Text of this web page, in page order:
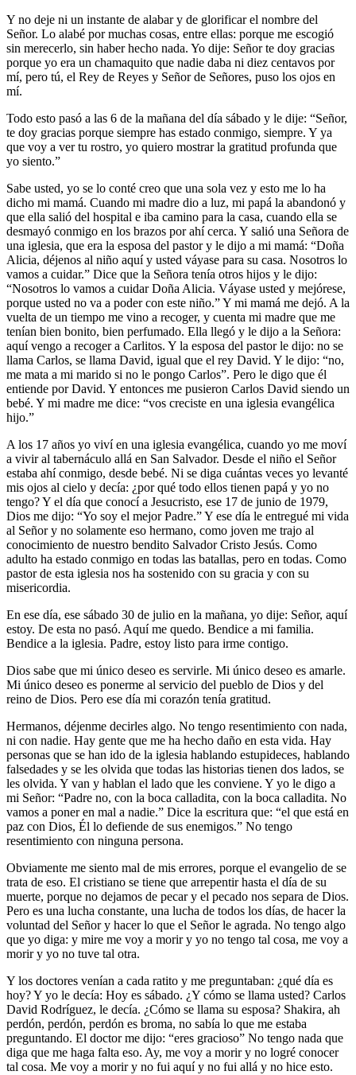
Y no deje ni un instante de alabar y de glorificar el nombre del
Señor. Lo alabé por muchas cosas, entre ellas: porque me escogió
sin merecerlo, sin haber hecho nada. Yo dije: Señor te doy gracias
porque yo era un chamaquito que nadie daba ni diez centavos por
mí, pero tú, el Rey de Reyes y Señor de Señores, puso los ojos en
mí.
Todo esto pasó a las 6 de la mañana del día sábado y le dije: “Señor,
te doy gracias porque siempre has estado conmigo, siempre. Y ya
que voy a ver tu rostro, yo quiero mostrar la gratitud profunda que
yo siento.”
Sabe usted, yo se lo conté creo que una sola vez y esto me lo ha
dicho mi mamá. Cuando mi madre dio a luz, mi papá la abandonó y
que ella salió del hospital e iba camino para la casa, cuando ella se
desmayó conmigo en los brazos por ahí cerca. Y salió una Señora de
una iglesia, que era la esposa del pastor y le dijo a mi mamá: “Doña
Alicia, déjenos al niño aquí y usted váyase para su casa. Nosotros lo
vamos a cuidar.” Dice que la Señora tenía otros hijos y le dijo:
“Nosotros lo vamos a cuidar Doña Alicia. Váyase usted y mejórese,
porque usted no va a poder con este niño.” Y mi mamá me dejó. A la
vuelta de un tiempo me vino a recoger, y cuenta mi madre que me
tenían bien bonito, bien perfumado. Ella llegó y le dijo a la Señora:
aquí vengo a recoger a Carlitos. Y la esposa del pastor le dijo: no se
llama Carlos, se llama David, igual que el rey David. Y le dijo: “no,
me mata a mi marido si no le pongo Carlos”. Pero le digo que él
entiende por David. Y entonces me pusieron Carlos David siendo un
bebé. Y mi madre me dice: “vos creciste en una iglesia evangélica
hijo.”
A los 17 años yo viví en una iglesia evangélica, cuando yo me moví
a vivir al tabernáculo allá en San Salvador. Desde el niño el Señor
estaba ahí conmigo, desde bebé. Ni se diga cuántas veces yo levanté
mis ojos al cielo y decía: ¿por qué todo ellos tienen papá y yo no
tengo? Y el día que conocí a Jesucristo, ese 17 de junio de 1979,
Dios me dijo: “Yo soy el mejor Padre.” Y ese día le entregué mi vida
al Señor y no solamente eso hermano, como joven me trajo al
conocimiento de nuestro bendito Salvador Cristo Jesús. Como
adulto ha estado conmigo en todas las batallas, pero en todas. Como
pastor de esta iglesia nos ha sostenido con su gracia y con su
misericordia.
En ese día, ese sábado 30 de julio en la mañana, yo dije: Señor, aquí
estoy. De esta no pasó. Aquí me quedo. Bendice a mi familia.
Bendice a la iglesia. Padre, estoy listo para irme contigo.
Dios sabe que mi único deseo es servirle. Mi único deseo es amarle.
Mi único deseo es ponerme al servicio del pueblo de Dios y del
reino de Dios. Pero ese día mi corazón tenía gratitud.
Hermanos, déjenme decirles algo. No tengo resentimiento con nada,
ni con nadie. Hay gente que me ha hecho daño en esta vida. Hay
personas que se han ido de la iglesia hablando estupideces, hablando
falsedades y se les olvida que todas las historias tienen dos lados, se
les olvida. Y van y hablan el lado que les conviene. Y yo le digo a
mi Señor: “Padre no, con la boca calladita, con la boca calladita. No
vamos a poner en mal a nadie.” Dice la escritura que: “el que está en
paz con Dios, Él lo defiende de sus enemigos.” No tengo
resentimiento con ninguna persona.
Obviamente me siento mal de mis errores, porque el evangelio de se
trata de eso. El cristiano se tiene que arrepentir hasta el día de su
muerte, porque no dejamos de pecar y el pecado nos separa de Dios.
Pero es una lucha constante, una lucha de todos los días, de hacer la
voluntad del Señor y hacer lo que el Señor le agrada. No tengo algo
que yo diga: y mire me voy a morir y yo no tengo tal cosa, me voy a
morir y yo no tuve tal otra.
Y los doctores venían a cada ratito y me preguntaban: ¿qué día es
hoy? Y yo le decía: Hoy es sábado. ¿Y cómo se llama usted? Carlos
David Rodríguez, le decía. ¿Cómo se llama su esposa? Shakira, ah
perdón, perdón, perdón es broma, no sabía lo que me estaba
preguntando. El doctor me dijo: “eres gracioso” No tengo nada que
diga que me haga falta eso. Ay, me voy a morir y no logré conocer
tal cosa. Me voy a morir y no fui aquí y no fui allá y no hice esto.